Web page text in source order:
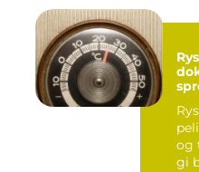
og
gi